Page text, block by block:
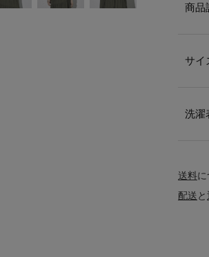
商品
サイ
洗濯
送料に
配送と